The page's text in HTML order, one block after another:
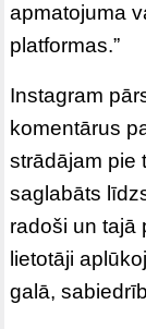
apmatojuma
platformas.”
Instagram
komentārus
strādājam pie
saglabāts
radoši un tajā
lietotāji
galā,